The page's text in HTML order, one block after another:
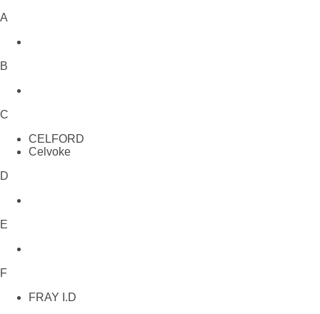
A
B
C
CELFORD
Celvoke
D
E
F
FRAY I.D